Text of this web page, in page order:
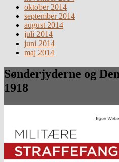
oktober 2014
september 2014
august 2014
juli 2014
juni 2014
maj 2014
Sønderjyderne og
1918